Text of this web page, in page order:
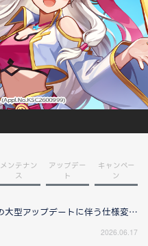
メンテナン
ス
アップデー
ト
キャンペー
ン
2026年12月予定の大型アップデートに伴う仕様変更のお知らせ
2026.06.17